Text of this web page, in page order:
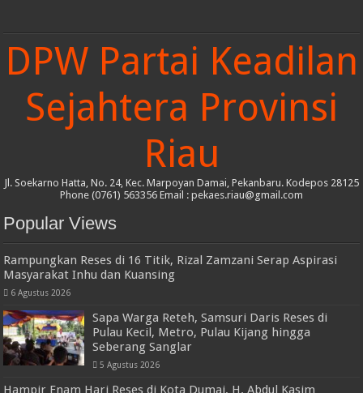
DPW Partai Keadilan
Sejahtera Provinsi
Riau
Jl. Soekarno Hatta, No. 24, Kec. Marpoyan Damai, Pekanbaru. Kodepos 28125
Phone (0761) 563356 Email : pekaes.riau@gmail.com
Popular Views
Rampungkan Reses di 16 Titik, Rizal Zamzani Serap Aspirasi
Masyarakat Inhu dan Kuansing
6 Agustus 2026
Sapa Warga Reteh, Samsuri Daris Reses di
Pulau Kecil, Metro, Pulau Kijang hingga
Seberang Sanglar
5 Agustus 2026
Hampir Enam Hari Reses di Kota Dumai, H. Abdul Kasim